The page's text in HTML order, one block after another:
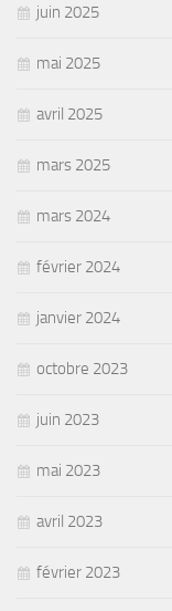
juin 2025
mai 2025
avril 2025
mars 2025
mars 2024
février 2024
janvier 2024
octobre 2023
juin 2023
mai 2023
avril 2023
février 2023